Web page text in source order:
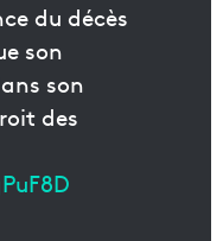
du décès
son
son
des